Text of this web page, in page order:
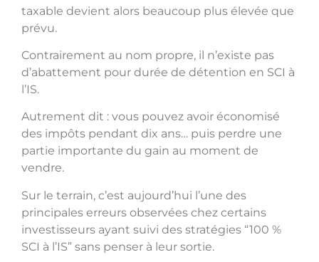
taxable devient alors beaucoup plus élevée que
prévu.
Contrairement au nom propre, il n’existe pas
d’abattement pour durée de détention en SCI à
l’IS.
Autrement dit : vous pouvez avoir économisé
des impôts pendant dix ans… puis perdre une
partie importante du gain au moment de
vendre.
Sur le terrain, c’est aujourd’hui l’une des
principales erreurs observées chez certains
investisseurs ayant suivi des stratégies “100 %
SCI à l’IS” sans penser à leur sortie.